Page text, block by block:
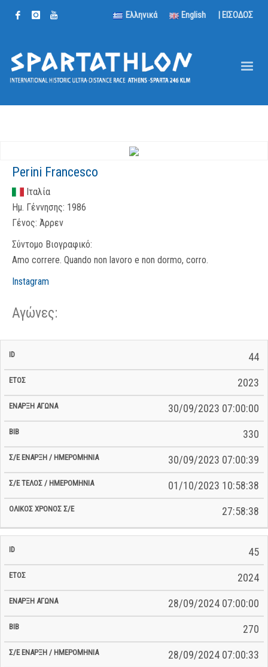
Ελληνικά English | ΕΙΣΟΔΟΣ
Perini Francesco
Ιταλία
Ημ. Γέννησης: 1986
Γένος: Άρρεν
Σύντομο Βιογραφικό:
Amo correre. Quando non lavoro e non dormo, corro.
Instagram
Αγώνες:
Αγώνα
Ημερομηνία
44
2023
30/09/2023 07:00:00
330
30/09/2023 07:00:39
01/10/2023 10:58:38
27:58:38
45
2024
28/09/2024 07:00:00
270
28/09/2024 07:00:33